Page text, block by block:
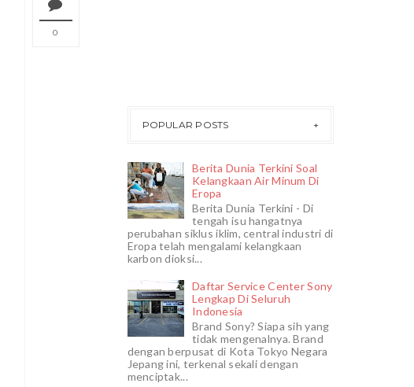
0
POPULAR POSTS
Berita Dunia Terkini Soal
Kelangkaan Air Minum Di
Eropa
Berita Dunia Terkini - Di
tengah isu hangatnya
perubahan siklus iklim, central industri di
Eropa telah mengalami kelangkaan
karbon dioksi...
Daftar Service Center Sony
Lengkap Di Seluruh
Indonesia
Brand Sony? Siapa sih yang
tidak mengenalnya. Brand
dengan berpusat di Kota Tokyo Negara
Jepang ini, terkenal sekali dengan
menciptak...